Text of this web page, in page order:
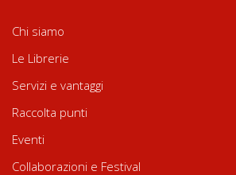
Chi siamo
Le Librerie
Servizi e vantaggi
Raccolta punti
Eventi
Collaborazioni e Festival